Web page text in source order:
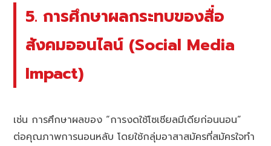
5. การศึกษาผลกระทบของสื่อ
สังคมออนไลน์ (Social Media
Impact)
เช่น การศึกษาผลของ “การงดใช้โซเชียลมีเดียก่อนนอน”
ต่อคุณภาพการนอนหลับ โดยใช้กลุ่มอาสาสมัครที่สมัครใจทำ